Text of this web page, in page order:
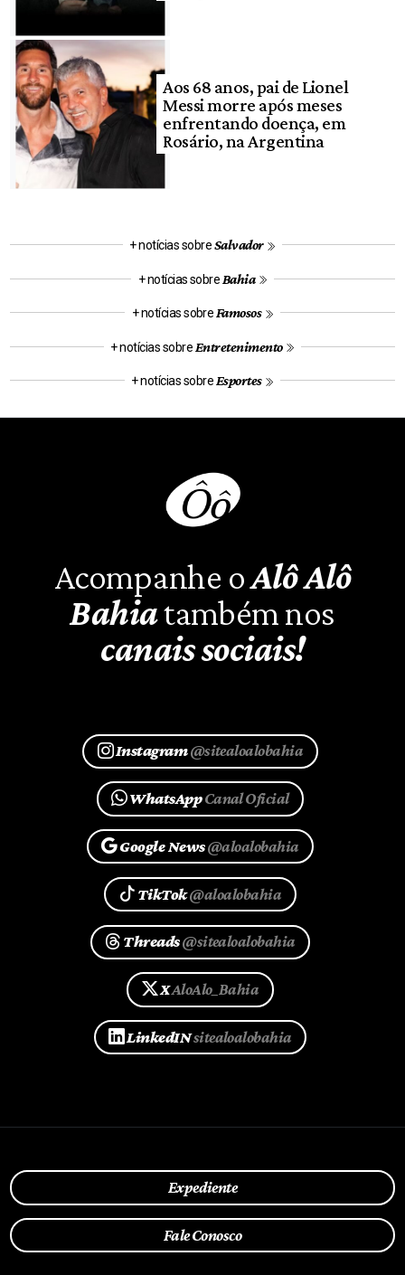
Aos 68 anos, pai de Lionel
Messi morre após meses
enfrentando doença, em
Rosário, na Argentina
+ notícias sobreSalvador
+ notícias sobre Bahia
+ notícias sobreFamosos
+ notícias sobre Entretenimento
+ notícias sobreEsportes
Acompanhe oAlô Alô
Bahiatambém nos
canais sociais!
Instagram@sitealoalobahia
WhatsAppCanal Oficial
Google News@aloalobahia
TikTok@aloalobahia
Threads@sitealoalobahia
XAloAlo_Bahia
LinkedINsitealoalobahia
Expediente
Fale Conosco